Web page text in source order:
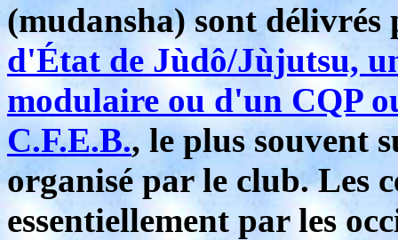
(mudansha) sont
d'État de Jùdô/Jùjutsu,
modulaire ou d'un CQP
C.F.E.B., le plus souvent
organisé par le club. Les
essentiellement par les